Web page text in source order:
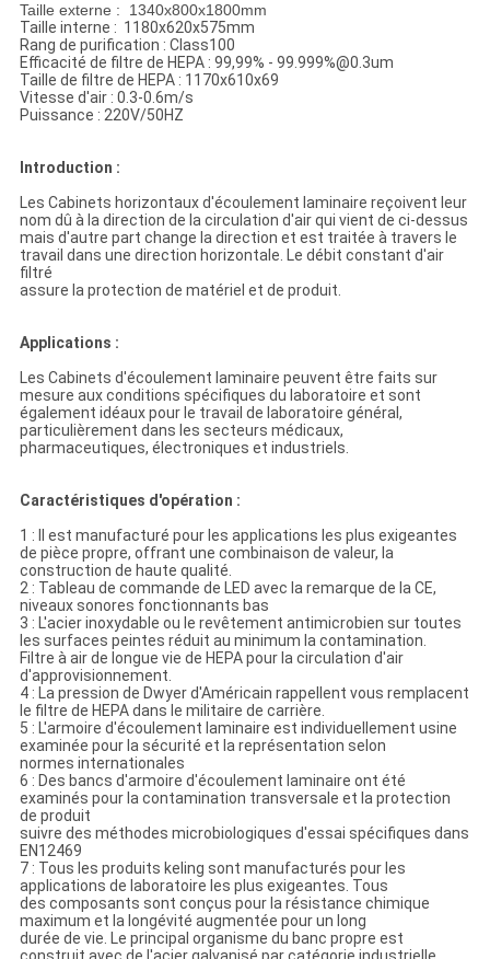
Taille externe : 1340x800x1800mm
Taille interne : 1180x620x575mm
Rang de purification : Class100
Efficacité de filtre de HEPA : 99,99% - 99.999%@0.3um
Taille de filtre de HEPA : 1170x610x69
Vitesse d'air : 0.3-0.6m/s
Puissance : 220V/50HZ
Introduction :
Les Cabinets horizontaux d'écoulement laminaire reçoivent leur
nom dû à la direction de la circulation d'air qui vient de ci-dessus
mais d'autre part change la direction et est traitée à travers le
travail dans une direction horizontale. Le débit constant d'air
filtré
assure la protection de matériel et de produit.
Applications :
Les Cabinets d'écoulement laminaire peuvent être faits sur
mesure aux conditions spécifiques du laboratoire et sont
également idéaux pour le travail de laboratoire général,
particulièrement dans les secteurs médicaux,
pharmaceutiques, électroniques et industriels.
Caractéristiques d'opération :
1 : Il est manufacturé pour les applications les plus exigeantes
de pièce propre, offrant une combinaison de valeur, la
construction de haute qualité.
2 : Tableau de commande de LED avec la remarque de la CE,
niveaux sonores fonctionnants bas
3 : L'acier inoxydable ou le revêtement antimicrobien sur toutes
les surfaces peintes réduit au minimum la contamination.
Filtre à air de longue vie de HEPA pour la circulation d'air
d'approvisionnement.
4 : La pression de Dwyer d'Américain rappellent vous remplacent
le filtre de HEPA dans le militaire de carrière.
5 : L'armoire d'écoulement laminaire est individuellement usine
examinée pour la sécurité et la représentation selon
normes internationales
6 : Des bancs d'armoire d'écoulement laminaire ont été
examinés pour la contamination transversale et la protection
de produit
suivre des méthodes microbiologiques d'essai spécifiques dans
EN12469
7 : Tous les produits keling sont manufacturés pour les
applications de laboratoire les plus exigeantes. Tous
des composants sont conçus pour la résistance chimique
maximum et la longévité augmentée pour un long
durée de vie. Le principal organisme du banc propre est